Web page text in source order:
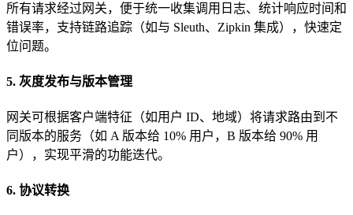
所有请求经过网关，便于统一收集调用日志、统计响应时间和
错误率，支持链路追踪（如与 Sleuth、Zipkin 集成），快速定
位问题。
5. 灰度发布与版本管理
网关可根据客户端特征（如用户 ID、地域）将请求路由到不
同版本的服务（如 A 版本给 10% 用户，B 版本给 90% 用
户），实现平滑的功能迭代。
6. 协议转换